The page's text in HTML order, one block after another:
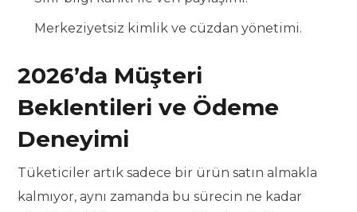
Merkeziyetsiz kimlik ve cüzdan yönetimi.
2026’da Müşteri
Beklentileri ve Ödeme
Deneyimi
Tüketiciler artık sadece bir ürün satın almakla
kalmıyor, aynı zamanda bu sürecin ne kadar